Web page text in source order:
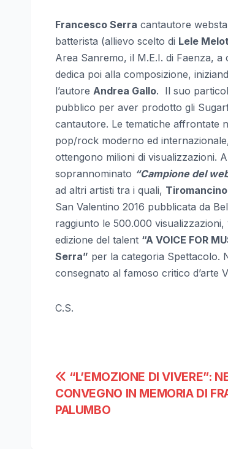
Francesco Serra cantautore
batterista (allievo scelto di Lele
Area Sanremo, il M.E.I. di Faenza,
dedica poi alla composizione,
l’autore Andrea Gallo. Il suo
pubblico per aver prodotto gli
cantautore. Le tematiche affrontate
pop/rock moderno ed
ottengono milioni di visualizzazioni.
soprannominato “Campione del
ad altri artisti tra i quali, Tiromancino
San Valentino 2016 pubblicata da
raggiunto le 500.000
edizione del talent “A VOICE FOR
Serra” per la categoria Spettacolo.
consegnato al famoso critico d’arte
C.S.
Navigazione
articoli
“L’EMOZIONE DI VIVERE”:
CONVEGNO IN MEMORIA DI
PALUMBO